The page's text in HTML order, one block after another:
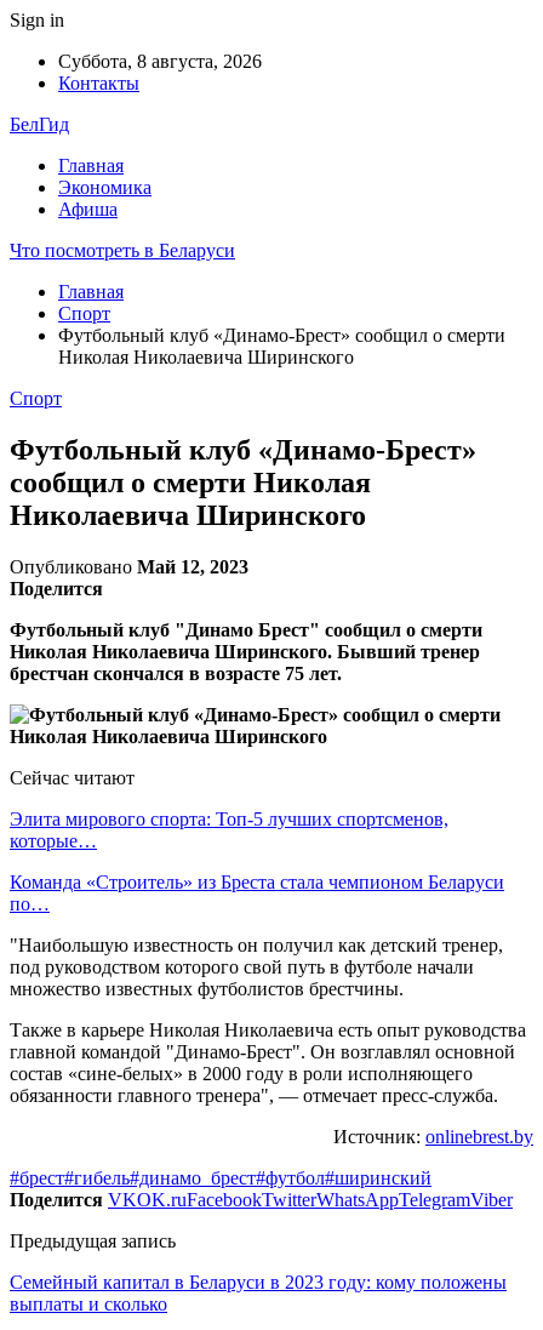
Sign in
Суббота, 8 августа, 2026
Контакты
БелГид
Главная
Экономика
Афиша
Что посмотреть в Беларуси
Главная
Спорт
Футбольный клуб «Динамо-Брест» сообщил о смерти
Николая Николаевича Ширинского
Спорт
Футбольный клуб «Динамо-Брест»
сообщил о смерти Николая
Николаевича Ширинского
Опубликовано Май 12, 2023
Поделится
Футбольный клуб "Динамо Брест" сообщил о смерти
Николая Николаевича Ширинского. Бывший тренер
брестчан скончался в возрасте 75 лет.
Сейчас читают
Элита мирового спорта: Топ-5 лучших спортсменов,
которые…
Команда «Строитель» из Бреста стала чемпионом Беларуси
по…
"Наибольшую известность он получил как детский тренер,
под руководством которого свой путь в футболе начали
множество известных футболистов брестчины.
Также в карьере Николая Николаевича есть опыт руководства
главной командой "Динамо-Брест". Он возглавлял основной
состав «сине-белых» в 2000 году в роли исполняющего
обязанности главного тренера", — отмечает пресс-служба.
Источник: onlinebrest.by
#брест#гибель#динамо_брест#футбол#ширинский
Поделится VKOK.ruFacebookTwitterWhatsAppTelegramViber
Предыдущая запись
Семейный капитал в Беларуси в 2023 году: кому положены
выплаты и сколько